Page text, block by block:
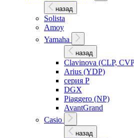
назад
Solista
Amoy
Yamaha
назад
Clavinova (CLP,
Arius (YDP)
серия P
DGX
Piaggero (NP)
AvantGrand
Casio
назад